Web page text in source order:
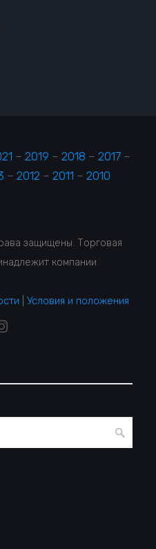
– 2019 – 2018 – 2017 –
– 2012 – 2011 – 2010
защищены. Торговая
компании
|Условия и положения